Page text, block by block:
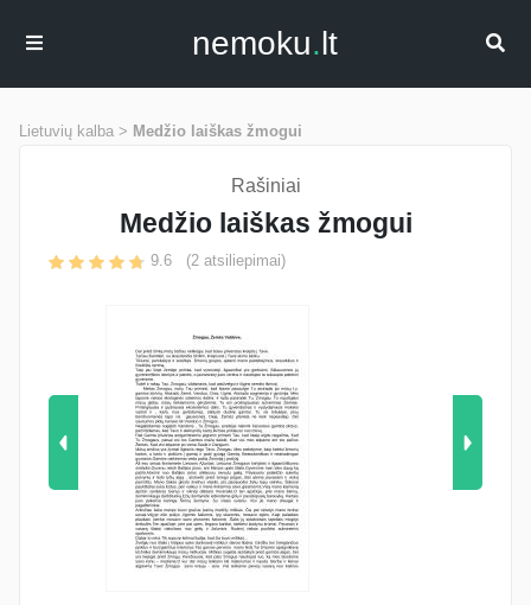
nemoku.lt
Lietuvių kalba > Medžio laiškas žmogui
Rašiniai
Medžio laiškas žmogui
9.6 (2 atsiliepimai)